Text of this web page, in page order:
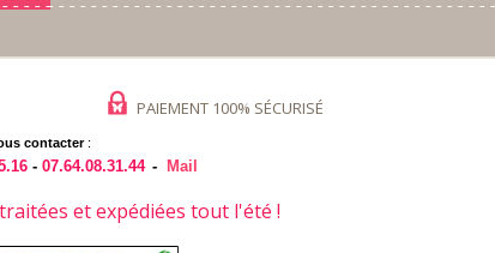
PAIEMENT 100% SÉCURISÉ
contacter:
-07.64.08.31.44 - Mail
et expédiées tout l'été !